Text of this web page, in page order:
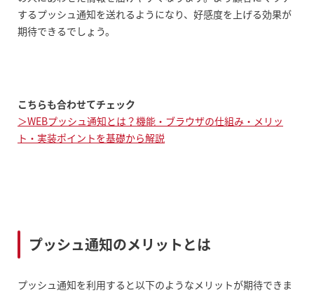
するプッシュ通知を送れるようになり、好感度を上げる効果が
期待できるでしょう。
こちらも合わせてチェック
＞WEBプッシュ通知とは？機能・ブラウザの仕組み・メリッ
ト・実装ポイントを基礎から解説
プッシュ通知のメリットとは
プッシュ通知を利用すると以下のようなメリットが期待できま